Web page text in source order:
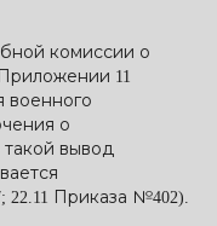
комиссии о
11
военного
о
такой вывод
22.11 Приказа №402).